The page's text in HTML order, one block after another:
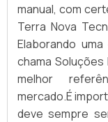
manual, com
Terra Nova
Elaborando
chama
melhor
mercado.É
deve sempre